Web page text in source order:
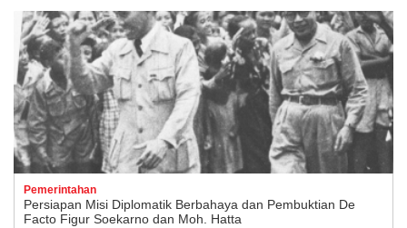
Pemerintahan
Persiapan Misi Diplomatik Berbahaya dan Pembuktian De
Facto Figur Soekarno dan Moh. Hatta